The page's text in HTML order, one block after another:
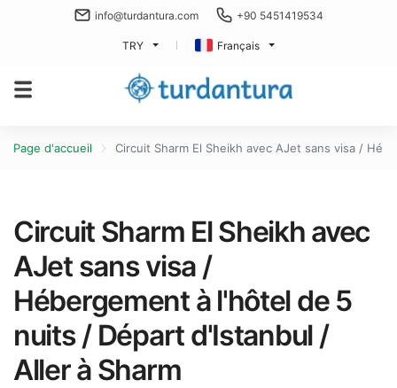
info@turdantura.com +90 5451419534
TRY Français
Page d'accueil Circuit Sharm El Sheikh avec AJet sans visa /
Circuit Sharm El Sheikh avec
AJet sans visa /
Hébergement à l'hôtel de 5
nuits / Départ d'Istanbul /
Aller à Sharm